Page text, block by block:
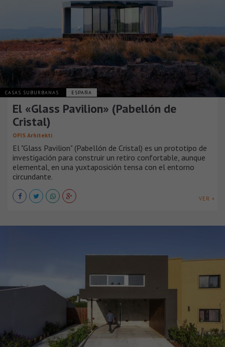
CASAS SUBURBANAS ESPAÑA
El «Glass Pavilion» (Pabellón de
Cristal)
OFIS Arhitekti
El "Glass Pavilion" (Pabellón de Cristal) es un prototipo de
investigación para construir un retiro confortable, aunque
elemental, en una yuxtaposición tensa con el entorno
circundante.
VER +